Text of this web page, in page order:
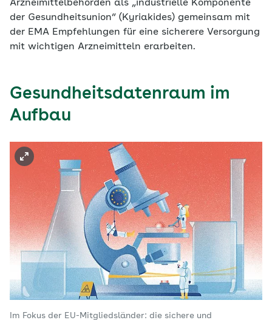
Arzneimittelbehörden als „industrielle Komponente
der Gesundheitsunion“ (Kyriakides) gemeinsam mit
der EMA Empfehlungen für eine sicherere Versorgung
mit wichtigen Arzneimitteln erarbeiten.
Gesundheitsdatenraum im
Aufbau
Im Fokus der EU-Mitgliedsländer: die sichere und